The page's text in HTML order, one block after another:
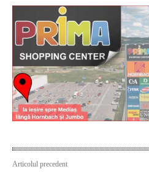
Articolul precedent